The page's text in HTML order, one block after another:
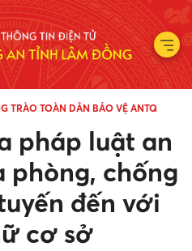
TRÀO TOÀN DÂN BẢO VỆ ANTQ
pháp luật an
phòng, chống
đến với
cơ sở